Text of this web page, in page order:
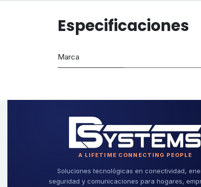
Especificaciones
Marca
A LIFETIME CONNECTING PEOPLE
Soluciones tecnológicas en conectividad,
seguridad y comunicaciones para hogares,